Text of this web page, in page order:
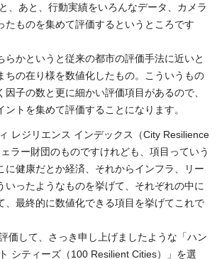
、あと、行動実績をいろんなデータ、カメラ
たものを集めて評価するというところです
らかというと従来の都市の評価手法に近いと
ちの在り様を数値化したもの。こういうもの
因子の数と更に細かい評価項目があるので、
トを集めて評価することになります。
レジリエンス インデックス（City Resilience
ラー財団のものですけれども、項目っていう
に健康だとか経済、それからインフラ、リー
いったようなものを挙げて、それぞれの中に
、最終的に数値化できる項目を挙げてこれで
価して、さっき申し上げましたような「ハン
シティーズ（100 Resilient Cities）」を選